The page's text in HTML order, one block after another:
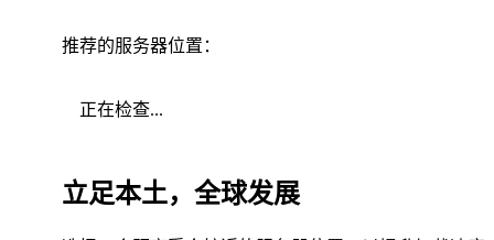
推荐的服务器位置：
正在检查...
立足本土，全球发展